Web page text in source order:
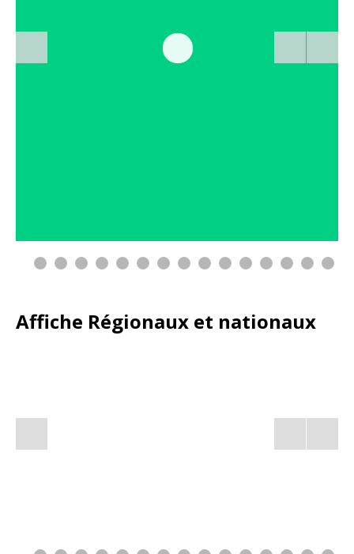
0
Affiche Régionaux et nationaux